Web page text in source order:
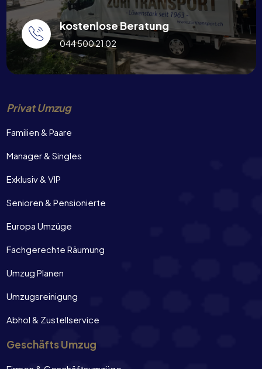
kostenlose Beratung
044 500 21 02
Privat Umzug
Familien & Paare
Manager & Singles
Exklusiv & VIP
Senioren & Pensionierte
Europa Umzüge
Fachgerechte Räumung
Umzug Planen
Umzugsreinigung
Abhol & Zustellservice
Geschäfts Umzug